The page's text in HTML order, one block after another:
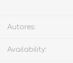
Autores:
Availability: